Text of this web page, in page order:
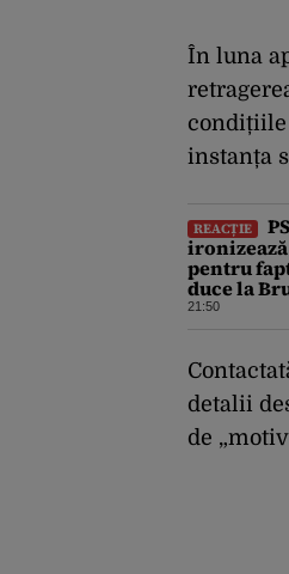
În luna
condițiile
instanța
REACȚIE
pentru
duce la
negocieze
„Pentru
21:50
detalii
de